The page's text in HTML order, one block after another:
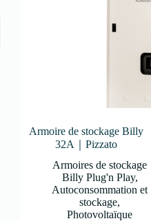
Armoire de stockage Billy
32A｜Pizzato
Armoires de stockage
Billy Plug'n Play,
Autoconsommation et
stockage,
Photovoltaïque